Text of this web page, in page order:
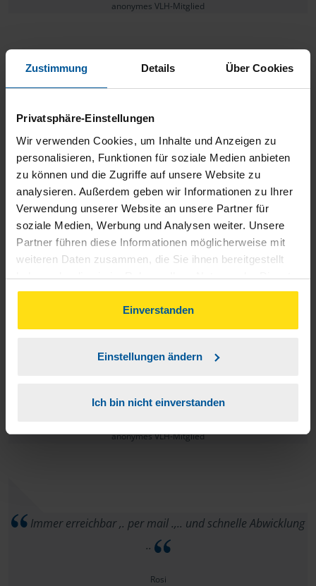
Zustimmung Details Über Cookies
Privatsphäre-Einstellungen
Wir verwenden Cookies, um Inhalte und Anzeigen zu
personalisieren, Funktionen für soziale Medien anbieten
zu können und die Zugriffe auf unsere Website zu
analysieren. Außerdem geben wir Informationen zu Ihrer
Verwendung unserer Website an unsere Partner für
soziale Medien, Werbung und Analysen weiter. Unsere
Partner führen diese Informationen möglicherweise mit
weiteren Daten zusammen, die Sie ihnen bereitgestellt
haben oder die sie im Rahmen Ihrer Nutzung der Dienste
gesammelt haben. Indem Sie auf Einverstanden klicken,
können Sie der Verwendung von Cookies, gemäß
unserer➔ Datenschutzrichtliniezustimmen.
Einverstanden
Einstellungen ändern
Ich bin nicht einverstanden
anonymes VLH-Mitglied
Herr Sawazki hat alle Hoffnungen und Wünsche, die ich
vor dem Wechsel von der hiesigen großen Sozietät hatte,
erfüllt.
anonymes VLH-Mitglied
Es läuft, im Bezug auf die Dienstleistungen des vlh, alles
zu meiner Zufriedenheit.
Peter Fröse
Alles gut. Herr Sawazki ist 1 nicer Dude.
anonymes VLH-Mitglied
Immer erreichbar ,. per mail .,.. und schnelle Abwicklung
..
Rosi